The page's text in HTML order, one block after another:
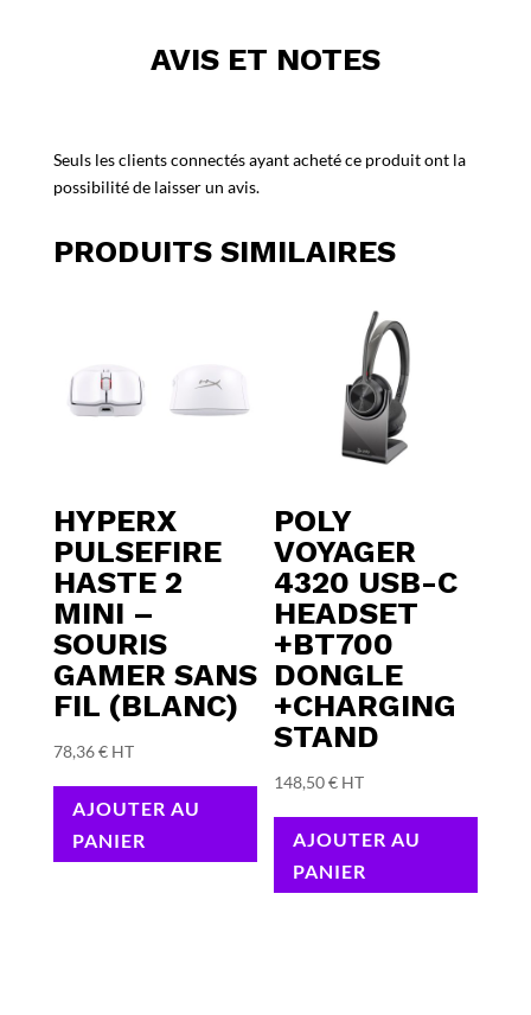
AVIS ET NOTES
Seuls les clients connectés ayant acheté ce produit ont la
possibilité de laisser un avis.
PRODUITS SIMILAIRES
HYPERX
PULSEFIRE
HASTE 2
MINI –
SOURIS
GAMER SANS
FIL (BLANC)
78,36€ HT
AJOUTER AU
PANIER
POLY
VOYAGER
4320 USB-C
HEADSET
+BT700
DONGLE
+CHARGING
STAND
148,50€ HT
AJOUTER AU
PANIER